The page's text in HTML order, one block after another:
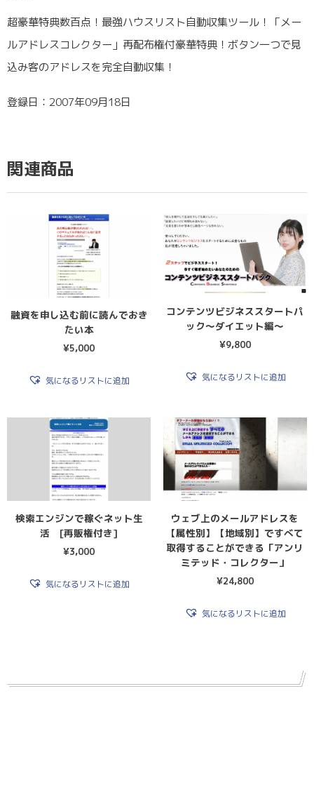
超豪華特典数百点！最強ハウスリスト自動収集ツール！「メー
ルアドレスコレクター」再配布権付豪華特典！ボタン一つで見
込み客のアドレスを完全自動収集！
登録日：2007年09月18日
関連商品
融資を申し込む前に読んでおき
たい本
¥5,000
気になるリストに追加
コンテンツビジネススタートパ
ック～ダイエット編～
¥9,800
気になるリストに追加
検索エンジンで稼ぐネット生
活 [再販権付き]
¥3,000
気になるリストに追加
ウェブ上のメールアドレスを
【属性別】【地域別】ですべて
取得することができる「アンリ
ミテッド・コレクター」
¥24,800
気になるリストに追加